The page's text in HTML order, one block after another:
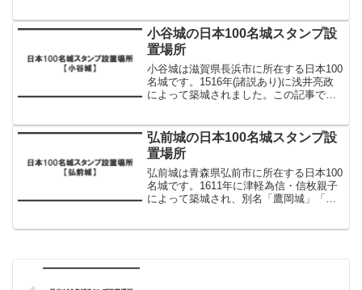
す。姫路城の日本100名城スタンプ設置場
所姫路城の...
小谷城の日本100名城スタンプ設
置場所
小谷城は滋賀県長浜市に所在する日本100
名城です。1516年(諸説あり)に浅井亮政
によって築城されました。この記事で
名城スタンプ設置場所小谷城の日本100名
城ス...
弘前城の日本100名城スタンプ設
置場所
弘前城は青森県弘前市に所在する日本100
名城です。1611年に津軽為信・信枚親子
によって築城され、別名「鷹岡城」「高